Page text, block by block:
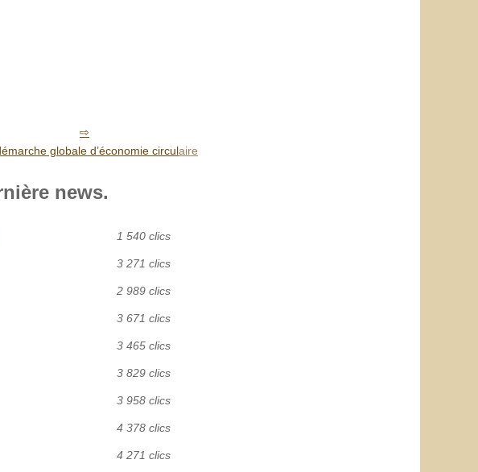
globale d’économie circulaire
news.
1 540 clics
3 271 clics
2 989 clics
3 671 clics
3 465 clics
3 829 clics
3 958 clics
4 378 clics
4 271 clics